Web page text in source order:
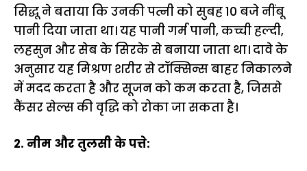
सिद्धू ने बताया कि उनकी पत्नी को सुबह 10 बजे नींबू
पानी दिया जाता था। यह पानी गर्म पानी, कच्ची हल्दी,
लहसुन और सेब के सिरके से बनाया जाता था। दावे के
अनुसार यह मिश्रण शरीर से टॉक्सिन्स बाहर निकालने
में मदद करता है और सूजन को कम करता है, जिससे
कैंसर सेल्स की वृद्धि को रोका जा सकता है।
2. नीम और तुलसी के पत्ते: